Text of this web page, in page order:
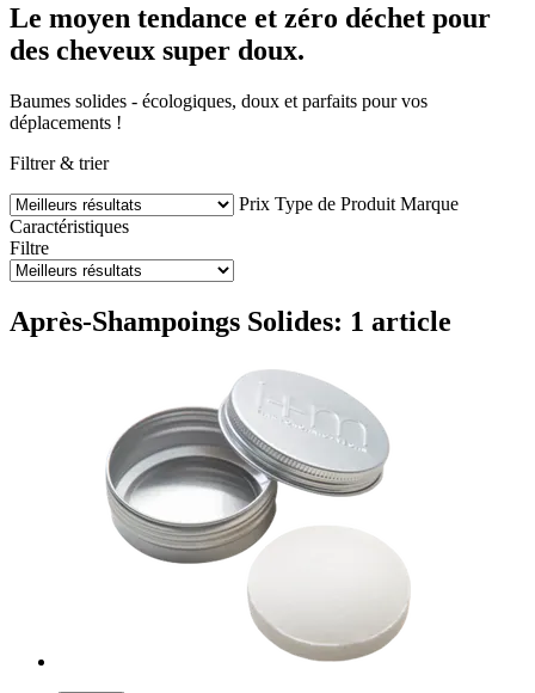
Le moyen tendance et zéro déchet pour
des cheveux super doux.
Baumes solides - écologiques, doux et parfaits pour vos
déplacements !
Filtrer & trier
Prix Type de Produit Marque
Caractéristiques
Filtre
Après-Shampoings Solides: 1 article